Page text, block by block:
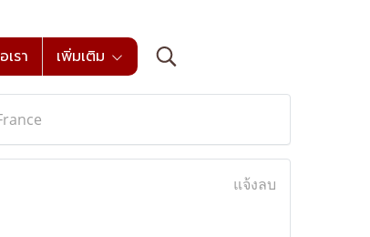
รา เพิ่มเติม
แจ้งลบ